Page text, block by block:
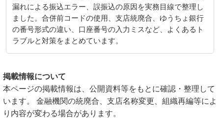
漏れによる振込エラー、誤振込の原因を実務目線で整理し
ました。合併前コードの使用、支店統廃合、ゆうちょ銀行
の番号形式の違い、口座番号の入力ミスなど、よくあるト
ラブルと対策をまとめています。
掲載情報について
本ページの掲載情報は、公開資料等をもとに確認・整理して
います。 金融機関の統廃合、支店名称変更、組織再編等によ
り内容が変わる場合があります。